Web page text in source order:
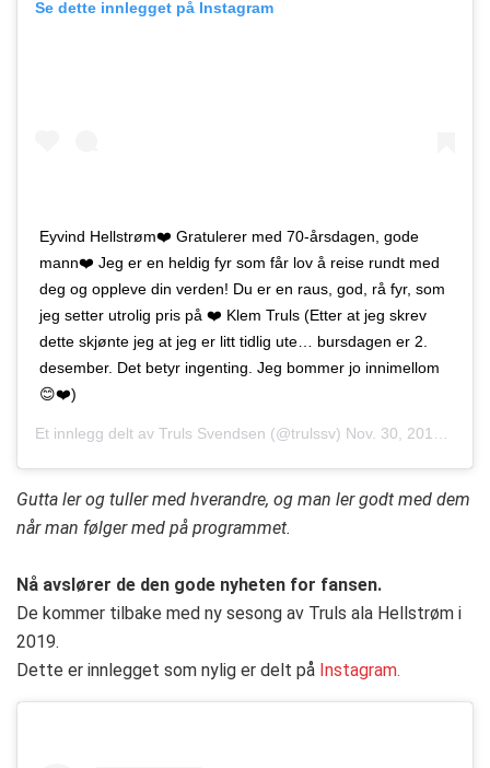
Se dette innlegget på Instagram
Eyvind Hellstrøm❤️ Gratulerer med 70-årsdagen, gode
mann❤️ Jeg er en heldig fyr som får lov å reise rundt med
deg og oppleve din verden! Du er en raus, god, rå fyr, som
jeg setter utrolig pris på ❤️ Klem Truls (Etter at jeg skrev
dette skjønte jeg at jeg er litt tidlig ute… bursdagen er 2.
desember. Det betyr ingenting. Jeg bommer jo innimellom
😊❤️)
Et innlegg delt av Truls Svendsen (@trulssv) Nov. 30, 2018 kl. 3:13 PST
Gutta ler og tuller med hverandre, og man ler godt med dem
når man følger med på programmet.
Nå avslører de den gode nyheten for fansen.
De kommer tilbake med ny sesong av Truls ala Hellstrøm i
2019.
Dette er innlegget som nylig er delt på Instagram.